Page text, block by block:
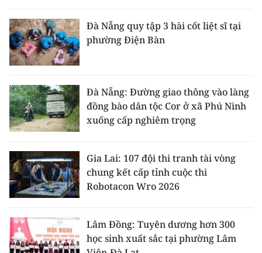
Đà Nẵng quy tập 3 hài cốt liệt sĩ tại
phường Điện Bàn
Đà Nẵng: Đường giao thông vào làng
đồng bào dân tộc Cor ở xã Phú Ninh
xuống cấp nghiêm trọng
Gia Lai: 107 đội thi tranh tài vòng
chung kết cấp tỉnh cuộc thi
Robotacon Wro 2026
Lâm Đồng: Tuyên dương hơn 300
học sinh xuất sắc tại phường Lâm